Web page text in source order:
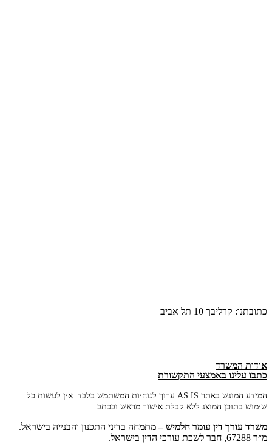
כתובתנו: קרליבך 10 תל אביב
אודות המשרד
כתבו עלינו באמצעי התקשורת
המידע המוגש באתר AS IS ערוך לנוחיות המשתמש בלבד. אין לעשות כל
שימוש בתוכן המוצג ללא קבלת אישור מראש ובכתב.
משרד עורך דין עומר חלמיש –מתמחה בדיני התכנון והבנייה בישראל.
מ״ר 67288, חבר לשכת עורכי הדין בישראל.